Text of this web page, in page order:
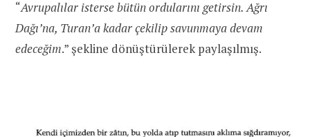
“Avrupalılar isterse bütün ordularını getirsin. Ağrı
Dağı’na, Turan’a kadar çekilip savunmaya devam
edeceğim.” şekline dönüştürülerek paylaşılmış.